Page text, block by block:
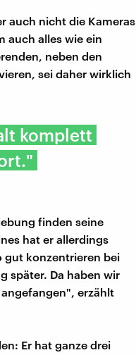
auch nicht die Kameras
auch alles wie ein
neben den
sei daher wirklich
komplett
finden seine
hat er allerdings
gut konzentrieren bei
später. Da haben wir
erzählt
Er hat ganze drei